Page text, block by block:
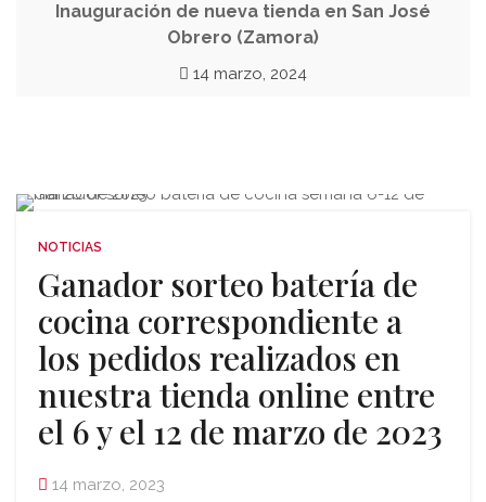
Inauguración de nueva tienda en San José
Obrero (Zamora)
14 marzo, 2024
NOTICIAS
Ganador sorteo batería de
cocina correspondiente a
los pedidos realizados en
nuestra tienda online entre
el 6 y el 12 de marzo de 2023
14 marzo, 2023